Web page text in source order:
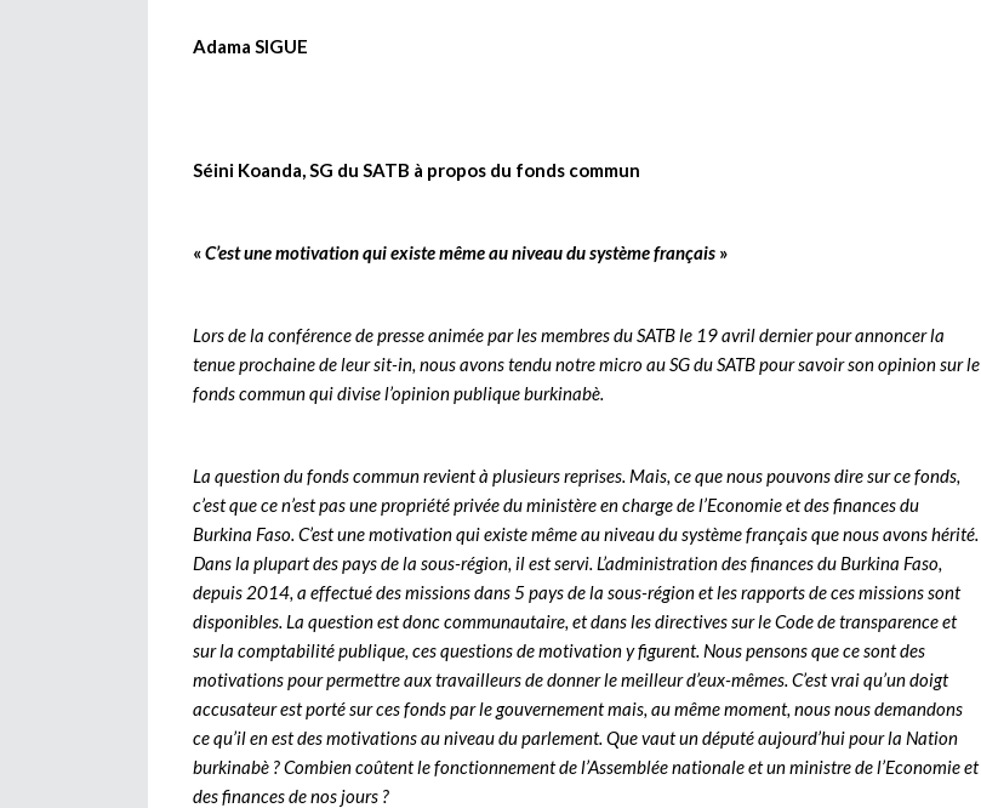
Adama SIGUE
Séini Koanda, SG du SATB à propos du fonds commun
«C’est une motivation qui existe même au niveau du système français »
Lors de la conférence de presse animée par les membres du SATB le 19 avril dernier pour annoncer la
tenue prochaine de leur sit-in, nous avons tendu notre micro au SG du SATB pour savoir son opinion sur le
fonds commun qui divise l’opinion publique burkinabè.
La question du fonds commun revient à plusieurs reprises. Mais, ce que nous pouvons dire sur ce fonds,
c’est que ce n’est pas une propriété privée du ministère en charge de l’Economie et des finances du
Burkina Faso. C’est une motivation qui existe même au niveau du système français que nous avons hérité.
Dans la plupart des pays de la sous-région, il est servi. L’administration des finances du Burkina Faso,
depuis 2014, a effectué des missions dans 5 pays de la sous-région et les rapports de ces missions sont
disponibles. La question est donc communautaire, et dans les directives sur le Code de transparence et
sur la comptabilité publique, ces questions de motivation y figurent. Nous pensons que ce sont des
motivations pour permettre aux travailleurs de donner le meilleur d’eux-mêmes. C’est vrai qu’un doigt
accusateur est porté sur ces fonds par le gouvernement mais, au même moment, nous nous demandons
ce qu’il en est des motivations au niveau du parlement. Que vaut un député aujourd’hui pour la Nation
burkinabè ? Combien coûtent le fonctionnement de l’Assemblée nationale et un ministre de l’Economie et
des finances de nos jours ?